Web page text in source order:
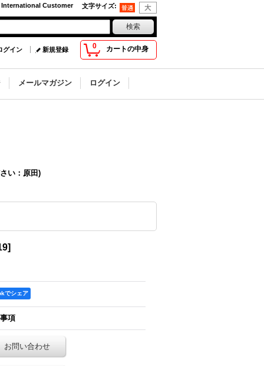
文字サイズ:
International Customer
0 カートの中身
グイン 新規登録
メールマガジン ログイン
い：原田)
]
でシェア
項
お問い合わせ